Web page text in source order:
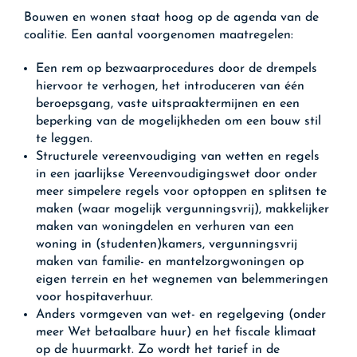
Bouwen en wonen staat hoog op de agenda van de
coalitie. Een aantal voorgenomen maatregelen:
Een rem op bezwaarprocedures door de drempels
hiervoor te verhogen, het introduceren van één
beroepsgang, vaste uitspraaktermijnen en een
beperking van de mogelijkheden om een bouw stil
te leggen.
Structurele vereenvoudiging van wetten en regels
in een jaarlijkse Vereenvoudigingswet door onder
meer simpelere regels voor optoppen en splitsen te
maken (waar mogelijk vergunningsvrij), makkelijker
maken van woningdelen en verhuren van een
woning in (studenten)kamers, vergunningsvrij
maken van familie- en mantelzorgwoningen op
eigen terrein en het wegnemen van belemmeringen
voor hospitaverhuur.
Anders vormgeven van wet- en regelgeving (onder
meer Wet betaalbare huur) en het fiscale klimaat
op de huurmarkt. Zo wordt het tarief in de